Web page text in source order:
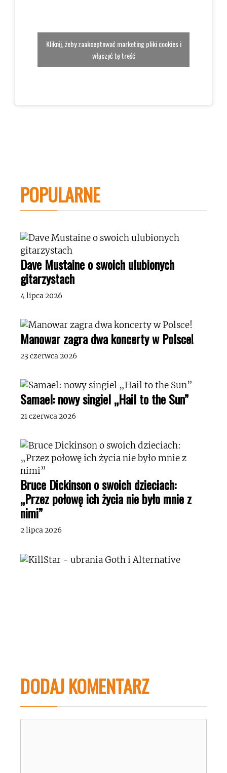
Kliknij, żeby zaakceptować marketing pliki cookies i
włączyć tę treść
POPULARNE
Dave Mustaine o swoich ulubionych
gitarzystach
4 lipca 2026
Manowar zagra dwa koncerty w Polsce!
23 czerwca 2026
Samael: nowy singiel „Hail to the Sun”
21 czerwca 2026
Bruce Dickinson o swoich dzieciach:
„Przez połowę ich życia nie było mnie z
nimi”
2 lipca 2026
DODAJ KOMENTARZ